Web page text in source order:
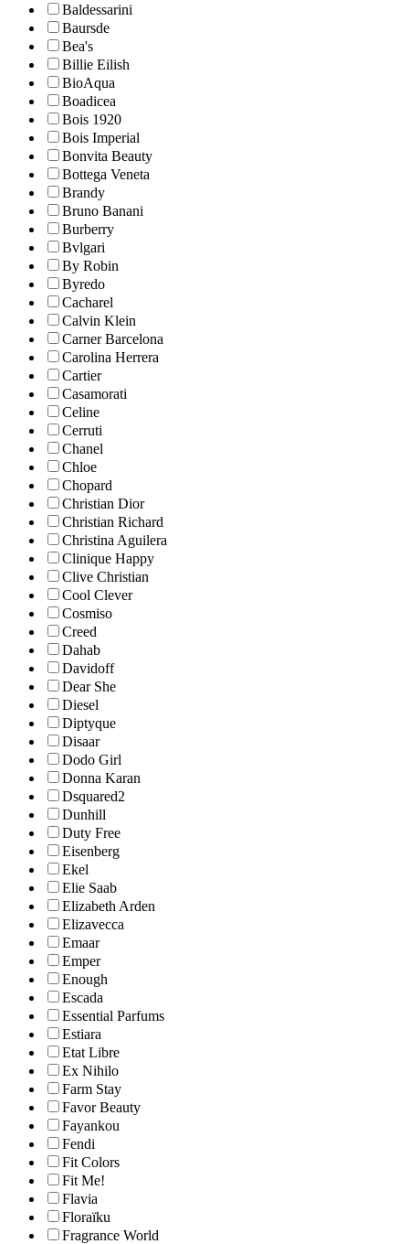
Baldessarini
Baursde
Bea's
Billie Eilish
BioAqua
Boadicea
Bois 1920
Bois Imperial
Bonvita Beauty
Bottega Veneta
Brandy
Bruno Banani
Burberry
Bvlgari
By Robin
Byredo
Cacharel
Calvin Klein
Carner Barcelona
Carolina Herrera
Cartier
Casamorati
Celine
Cerruti
Chanel
Chloe
Chopard
Christian Dior
Christian Richard
Christina Aguilera
Clinique Happy
Clive Christian
Cool Clever
Cosmiso
Creed
Dahab
Davidoff
Dear She
Diesel
Diptyque
Disaar
Dodo Girl
Donna Karan
Dsquared2
Dunhill
Duty Free
Eisenberg
Ekel
Elie Saab
Elizabeth Arden
Elizavecca
Emaar
Emper
Enough
Escada
Essential Parfums
Estiara
Etat Libre
Ex Nihilo
Farm Stay
Favor Beauty
Fayankou
Fendi
Fit Colors
Fit Me!
Flavia
Floraïku
Fragrance World